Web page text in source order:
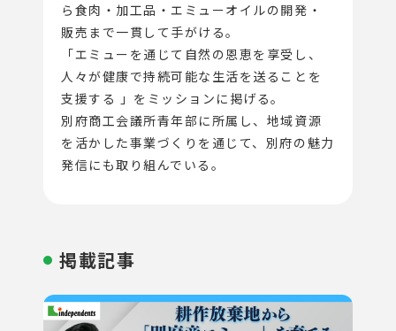
ら食肉・加工品・エミューオイルの開発・
販売まで一貫して手がける。
「エミューを通じて自然の恩恵を享受し、
人々が健康で持続可能な生活を送ることを
支援する 」をミッションに掲げる。
別府商工会議所青年部に所属し、地域資源
を活かした事業づくりを通じて、別府の魅力
発信にも取り組んでいる。
掲載記事